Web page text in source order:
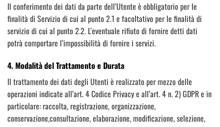
Il conferimento dei dati da parte dell’Utente è obbligatorio per le
finalità di Servizio di cui al punto 2.1 e facoltativo per le finalità di
servizio di cui al punto 2.2. L’eventuale rifiuto di fornire detti dati
potrà comportare l’impossibilità di fornire i servizi.
4. Modalità del Trattamento e Durata
Il trattamento dei dati degli Utenti è realizzato per mezzo delle
operazioni indicate all’art. 4 Codice Privacy e all’art. 4 n. 2) GDPR e in
particolare: raccolta, registrazione, organizzazione,
conservazione,consultazione, elaborazione, modificazione, selezione,